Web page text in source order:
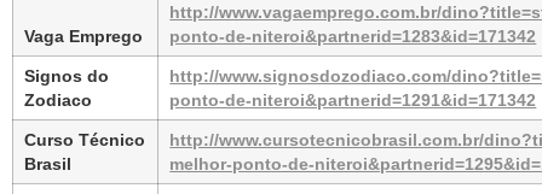
Vaga Emprego
http://www.vagaemprego.com.br/
ponto-de-niteroi&partnerid=1283&id=171342
Signos do
Zodiaco
http://www.signosdozodiaco.com/
ponto-de-niteroi&partnerid=1291&id=171342
Curso Técnico
Brasil
http://www.cursotecnicobrasil.com.br/
melhor-ponto-de-